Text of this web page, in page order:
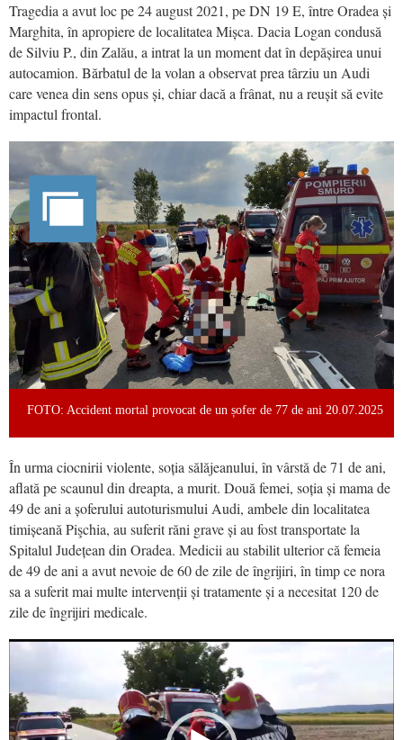
Tragedia a avut loc pe 24 august 2021, pe DN 19 E, între Oradea și
Marghita, în apropiere de localitatea Mișca. Dacia Logan condusă
de Silviu P., din Zalău, a intrat la un moment dat în depășirea unui
autocamion. Bărbatul de la volan a observat prea târziu un Audi
care venea din sens opus și, chiar dacă a frânat, nu a reușit să evite
impactul frontal.
FOTO: Accident mortal provocat de un șofer de 77 de ani 20.07.2025
În urma ciocnirii violente, soția sălăjeanului, în vârstă de 71 de ani,
aflată pe scaunul din dreapta, a murit. Două femei, soția și mama de
49 de ani a șoferului autoturismului Audi, ambele din localitatea
timișeană Pişchia, au suferit răni grave și au fost transportate la
Spitalul Județean din Oradea. Medicii au stabilit ulterior că femeia
de 49 de ani a avut nevoie de 60 de zile de îngrijiri, în timp ce nora
sa a suferit mai multe intervenții și tratamente și a necesitat 120 de
zile de îngrijiri medicale.
Video